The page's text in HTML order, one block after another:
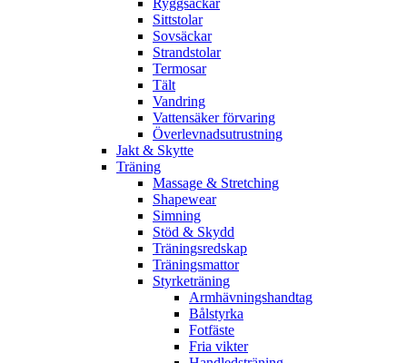
Ryggsäckar
Sittstolar
Sovsäckar
Strandstolar
Termosar
Tält
Vandring
Vattensäker förvaring
Överlevnadsutrustning
Jakt & Skytte
Träning
Massage & Stretching
Shapewear
Simning
Stöd & Skydd
Träningsredskap
Träningsmattor
Styrketräning
Armhävningshandtag
Bålstyrka
Fotfäste
Fria vikter